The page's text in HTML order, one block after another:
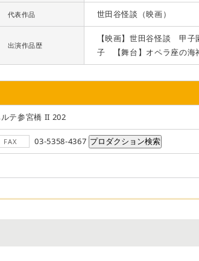
代表作品 世田谷怪談（映画）
出演作品歴
【映画】世田谷怪談 甲
子 【舞台】オペラ座の海
テ参宮橋 II 202
FAX 03-5358-4367